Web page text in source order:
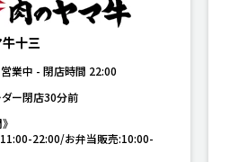
牛十三
営業中 - 閉店時間 22:00
ダー閉店30分前
22:00/お弁当販売:10:00-